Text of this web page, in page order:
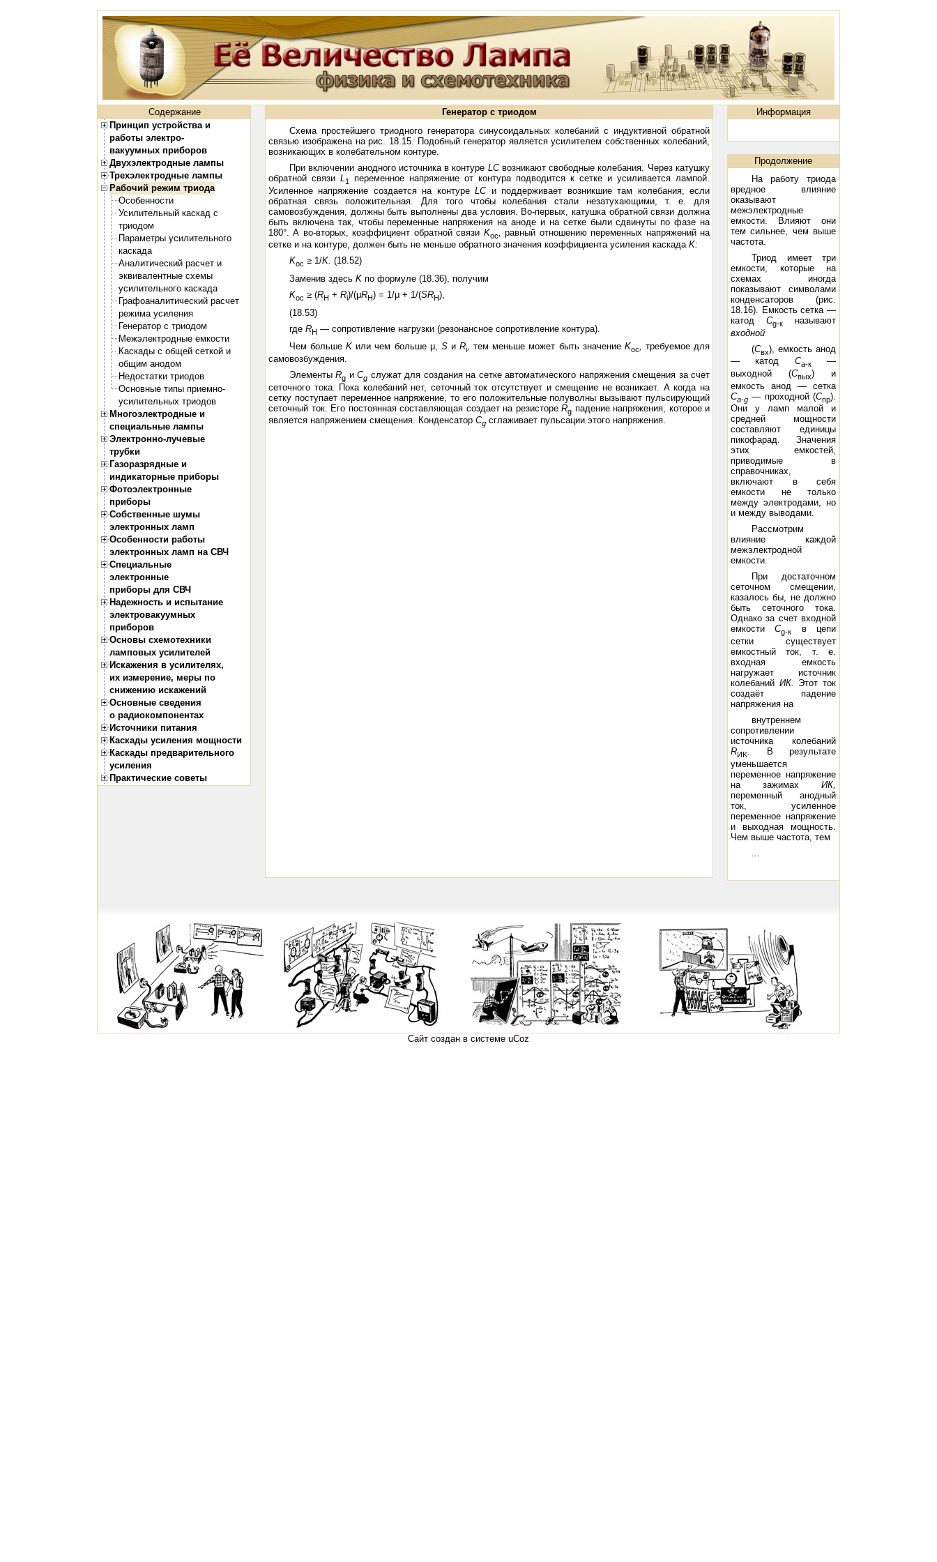
Содержание
Принцип устройства и
работы электро-
вакуумных приборов
Двухэлектродные лампы
Трехэлектродные лампы
Рабочий режим триода
Особенности
Усилительный каскад с
триодом
Параметры усилительного
каскада
Аналитический расчет и
эквивалентные схемы
усилительного каскада
Графоаналитический расчет
режима усиления
Генератор с триодом
Межэлектродные емкости
Каскады с общей сеткой и
общим анодом
Недостатки триодов
Основные типы приемно-
усилительных триодов
Многоэлектродные и
специальные лампы
Электронно-лучевые
трубки
Газоразрядные и
индикаторные приборы
Фотоэлектронные
приборы
Собственные шумы
электронных ламп
Особенности работы
электронных ламп на СВЧ
Специальные
электронные
приборы для СВЧ
Надежность и испытание
электровакуумных
приборов
Основы схемотехники
ламповых усилителей
Искажения в усилителях,
их измерение, меры по
снижению искажений
Основные сведения
о радиокомпонентах
Источники питания
Каскады усиления мощности
Каскады предварительного
усиления
Практические советы
Генератор с триодом
Схема простейшего триодного генератора синусоидальных колебаний с индуктивной обратной
связью изображена на рис. 18.15. Подобный генератор является усилителем собственных колебаний,
возникающих в колебательном контуре.
При включении анодного источника в контуре LC возникают свободные колебания. Через катушку
обратной связи L1
переменное напряжение от контура подводится к сетке и усиливается лампой.
Усиленное напряжение создается на контуреLC и поддерживает возникшие там колебания, если
обратная связь положительная. Для того чтобы колебания стали незатухающими, т. е. для
самовозбуждения, должны быть выполнены два условия. Во-первых, катушка обратной связи должна
быть включена так, чтобы переменные напряжения на аноде и на сетке были сдвинуты по фазе на
180°. А во-вторых, коэффициент обратной связи Kос ,равный отношению переменных напряжений на
сетке и на контуре, должен быть не меньше обратного значения коэффициента усиления каскада K:
Kос ≥ 1/K. (18.52)
Заменив здесь K по формуле (18.36), получим
Kос ≥ (RH + Ri)/(μRН) = 1/μ + 1/(SRН),
(18.53)
где RH — сопротивление нагрузки (резонансное сопротивление контура).
Чем большеK или чем больше μ, S иRi,тем меньше может быть значение Kос, требуемое для
самовозбуждения.
ЭлементыRg иСg служат для создания на сетке автоматического напряжения смещения за счет
сеточного тока. Пока колебаний нет, сеточный ток отсутствует и смещение не возникает. А когда на
сетку поступает переменное напряжение, то его положительные полуволны вызывают пульсирующий
сеточный ток. Его постоянная составляющая создает на резисторе Rg падение напряжения, которое и
является напряжением смещения. Конденсатор Сg сглаживает пульсации этого напряжения.
Информация
Продолжение
На работу триода
вредное влияние
оказывают
межэлектродные
емкости. Влияют они
тем сильнее, чем выше
частота.
Триод имеет три
емкости, которые на
схемах иногда
показывают символами
конденсаторов (рис.
18.16). Емкость сетка —
катод Сg-к
называют
входной
(Свх), емкость анод
— катод Са-к—
выходной (Свых) и
емкость анод — сетка
Са-g — проходной (Спр).
Они у ламп малой и
средней мощности
составляют единицы
пикофарад. Значения
этих емкостей,
приводимые в
справочниках,
включают в себя
емкости не только
между электродами, но
и между выводами.
Рассмотрим
влияние каждой
межэлектродной
емкости.
При достаточном
сеточном смещении,
казалось бы, не должно
быть сеточного тока.
Однако за счет входной
емкостиСg-к
в цепи
сетки существует
емкостный ток, т. е.
входная емкость
нагружает источник
колебаний ИК. Этот ток
создаёт падение
напряжения на
внутреннем
сопротивлении
источника колебаний
RИK
В результате
уменьшается
переменное напряжение
на зажимах ИК,
переменный анодный
ток, усиленное
переменное напряжение
и выходная мощность.
Чем выше частота, тем
Сайт создан в системе uCoz